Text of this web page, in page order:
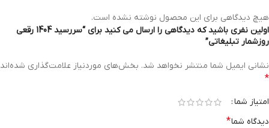
هیچ دیدگاهی برای این محصول نوشته نشده است.
اولین نفری باشید که دیدگاهی را ارسال می کنید برای “سررسید 1404 رقعی
روزشمار تبلیغاتی”
نشانی ایمیل شما منتشر نخواهد شد. بخش‌های موردنیاز علامت‌گذاری شده‌اند
*
امتیاز شما
دیدگاه شما*